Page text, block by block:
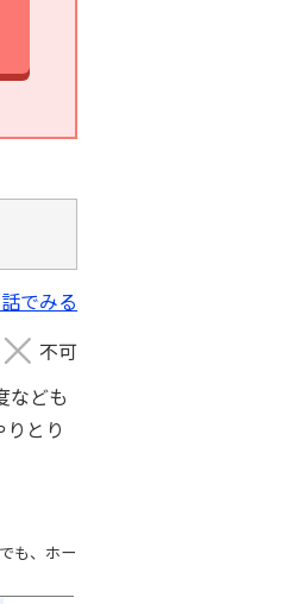
でみる
不可
なども
とり
も、ホー